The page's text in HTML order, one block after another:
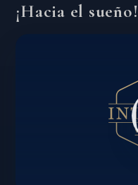
¡Hacia el sueño!